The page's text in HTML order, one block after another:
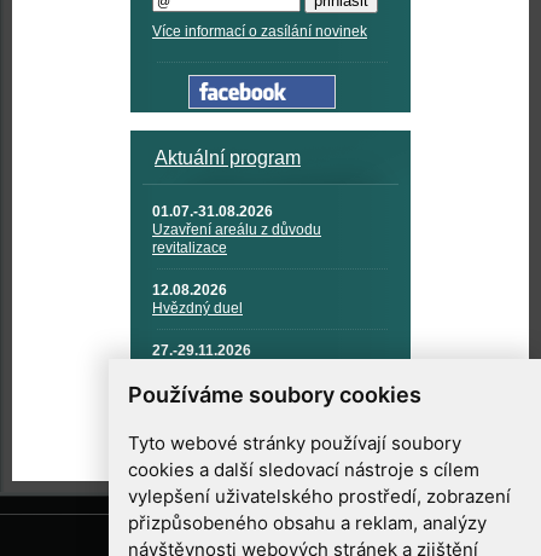
Používáme soubory cookies
Tyto webové stránky používají soubory
cookies a další sledovací nástroje s cílem
vylepšení uživatelského prostředí, zobrazení
přizpůsobeného obsahu a reklam, analýzy
návštěvnosti webových stránek a zjištění
Více informací o zasílání novinek
Aktuální program
01.07.-31.08.2026
Uzavření areálu z důvodu
revitalizace
12.08.2026
Hvězdný duel
27.-29.11.2026
TECHNIKA A KOSMICKÉ
TECHNOLOGIE